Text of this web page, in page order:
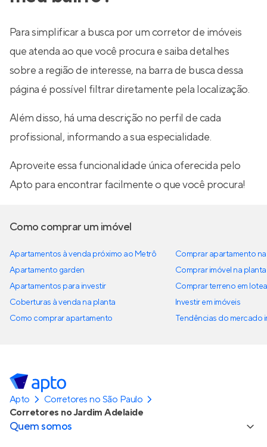
Para simplificar a busca por um corretor de imóveis
que atenda ao que você procura e saiba detalhes
sobre a região de interesse, na barra de busca dessa
página é possível filtrar diretamente pela localização.
Além disso, há uma descrição no perfil de cada
profissional, informando a sua especialidade.
Aproveite essa funcionalidade única oferecida pelo
Apto para encontrar facilmente o que você procura!
Como comprar um imóvel
Apartamentos à venda próximo ao Metrô
Apartamento garden
Apartamentos para investir
Coberturas à venda na planta
Como comprar apartamento
Comprar apartamento
Comprar imóvel na planta
Comprar terreno em
Investir em imóveis
Tendências do mercado
Apto
Corretores no São Paulo
Corretores no Jardim Adelaide
Quem somos